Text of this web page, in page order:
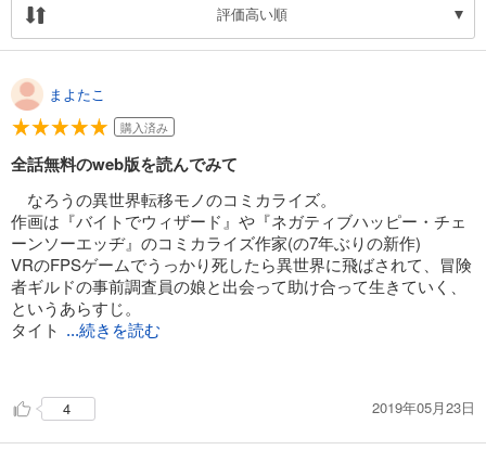
評価高い順
まよたこ
購入済み
全話無料のweb版を読んでみて
なろうの異世界転移モノのコミカライズ。
作画は『バイトでウィザード』や『ネガティブハッピー・チェ
ーンソーエッヂ』のコミカライズ作家(の7年ぶりの新作)
VRのFPSゲームでうっかり死したら異世界に飛ばされて、冒険
者ギルドの事前調査員の娘と出会って助け合って生きていく、
というあらすじ。
タイト
...続きを読む
われるかもしれませんが、銃スキルでの戦いは強力でも弾薬の
補充がネックになります。
4 2019年05月23日